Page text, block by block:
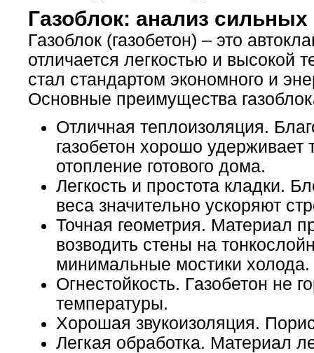
Газоблок: анализ
Газоблок (газобетон) – это
отличается легкостью и высокой
стал стандартом экономного и
Основные преимущества
Отличная теплоизоляция.
газобетон хорошо удерживает
отопление готового дома.
Легкость и простота кладки.
веса значительно ускоряют
Точная геометрия. Материал
возводить стены на
минимальные мостики холода.
Огнестойкость. Газобетон не
температуры.
Хорошая звукоизоляция.
Легкая обработка. Материал